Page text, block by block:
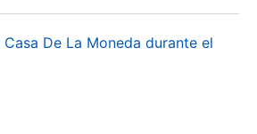
De La Moneda durante el